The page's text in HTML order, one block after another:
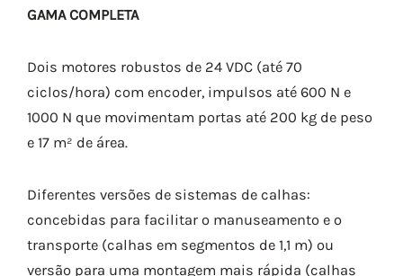
GAMA COMPLETA
Dois motores robustos de 24 VDC (até 70
ciclos/hora) com encoder, impulsos até 600 N e
1000 N que movimentam portas até 200 kg de peso
e 17 m² de área.
Diferentes versões de sistemas de calhas:
concebidas para facilitar o manuseamento e o
transporte (calhas em segmentos de 1,1 m) ou
versão para uma montagem mais rápida (calhas